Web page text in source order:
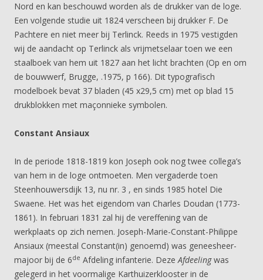
Nord en kan beschouwd worden als de drukker van de loge.
Een volgende studie uit 1824 verscheen bij drukker F. De
Pachtere en niet meer bij Terlinck. Reeds in 1975 vestigden
wij de aandacht op Terlinck als vrijmetselaar toen we een
staalboek van hem uit 1827 aan het licht brachten (Op en om
de bouwwerf, Brugge, .1975, p 166). Dit typografisch
modelboek bevat 37 bladen (45 x29,5 cm) met op blad 15
drukblokken met maçonnieke symbolen.
Constant Ansiaux
In de periode 1818-1819 kon Joseph ook nog twee collega’s
van hem in de loge ontmoeten. Men vergaderde toen
Steenhouwersdijk 13, nu nr. 3 , en sinds 1985 hotel Die
Swaene. Het was het eigendom van Charles Doudan (1773-
1861). In februari 1831 zal hij de vereffening van de
werkplaats op zich nemen. Joseph-Marie-Constant-Philippe
Ansiaux (meestal Constant(in) genoemd) was geneesheer-
majoor bij de 6de Afdeling infanterie. DezeAfdeelingwas
gelegerd in het voormalige Karthuizerklooster in de